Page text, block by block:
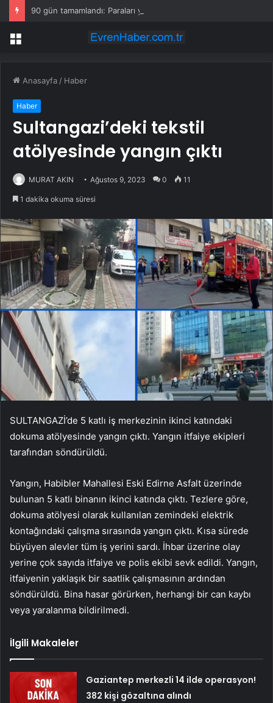
90 gün tamamlandı: Paraları yakmaya başladılar
Menü
Anasayfa / Haber
Haber
Sultangazi’deki tekstil
atölyesinde yangın çıktı
MURAT AKIN Ağustos 9, 2023 0 11
1 dakika okuma süresi
SULTANGAZİ’de 5 katlı iş merkezinin ikinci katındaki
dokuma atölyesinde yangın çıktı. Yangın itfaiye ekipleri
tarafından söndürüldü.
Yangın, Habibler Mahallesi Eski Edirne Asfalt üzerinde
bulunan 5 katlı binanın ikinci katında çıktı. Tezlere göre,
dokuma atölyesi olarak kullanılan zemindeki elektrik
kontağındaki çalışma sırasında yangın çıktı. Kısa sürede
büyüyen alevler tüm iş yerini sardı. İhbar üzerine olay
yerine çok sayıda itfaiye ve polis ekibi sevk edildi. Yangın,
itfaiyenin yaklaşık bir saatlik çalışmasının ardından
söndürüldü. Bina hasar görürken, herhangi bir can kaybı
veya yaralanma bildirilmedi.
İlgili Makaleler
Gaziantep merkezli 14 ilde operasyon!
382 kişi gözaltına alındı